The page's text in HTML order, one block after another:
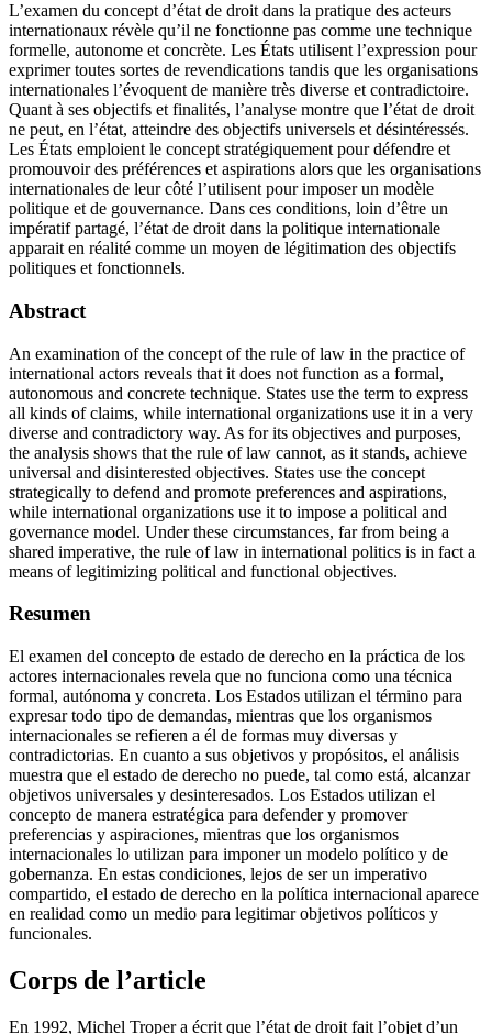
L’examen du concept d’état de droit dans la pratique des acteurs
internationaux révèle qu’il ne fonctionne pas comme une technique
formelle, autonome et concrète. Les États utilisent l’expression pour
exprimer toutes sortes de revendications tandis que les organisations
internationales l’évoquent de manière très diverse et contradictoire.
Quant à ses objectifs et finalités, l’analyse montre que l’état de droit
ne peut, en l’état, atteindre des objectifs universels et désintéressés.
Les États emploient le concept stratégiquement pour défendre et
promouvoir des préférences et aspirations alors que les organisations
internationales de leur côté l’utilisent pour imposer un modèle
politique et de gouvernance. Dans ces conditions, loin d’être un
impératif partagé, l’état de droit dans la politique internationale
apparait en réalité comme un moyen de légitimation des objectifs
politiques et fonctionnels.
Abstract
An examination of the concept of the rule of law in the practice of
international actors reveals that it does not function as a formal,
autonomous and concrete technique. States use the term to express
all kinds of claims, while international organizations use it in a very
diverse and contradictory way. As for its objectives and purposes,
the analysis shows that the rule of law cannot, as it stands, achieve
universal and disinterested objectives. States use the concept
strategically to defend and promote preferences and aspirations,
while international organizations use it to impose a political and
governance model. Under these circumstances, far from being a
shared imperative, the rule of law in international politics is in fact a
means of legitimizing political and functional objectives.
Resumen
El examen del concepto de estado de derecho en la práctica de los
actores internacionales revela que no funciona como una técnica
formal, autónoma y concreta. Los Estados utilizan el término para
expresar todo tipo de demandas, mientras que los organismos
internacionales se refieren a él de formas muy diversas y
contradictorias. En cuanto a sus objetivos y propósitos, el análisis
muestra que el estado de derecho no puede, tal como está, alcanzar
objetivos universales y desinteresados. Los Estados utilizan el
concepto de manera estratégica para defender y promover
preferencias y aspiraciones, mientras que los organismos
internacionales lo utilizan para imponer un modelo político y de
gobernanza. En estas condiciones, lejos de ser un imperativo
compartido, el estado de derecho en la política internacional aparece
en realidad como un medio para legitimar objetivos políticos y
funcionales.
Corps de l’article
En 1992, Michel Troper a écrit que l’état de droit fait l’objet d’un